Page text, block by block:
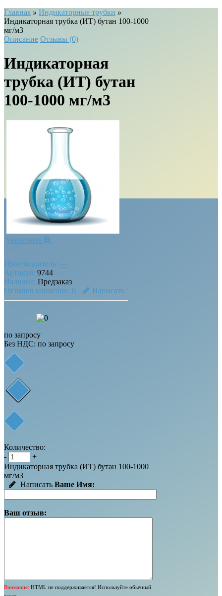
Главная » Индикаторные трубки »
Индикаторная трубка (ИТ) бутан 100-1000
мг/м3
Описание Отзывы (0)
Индикаторная
трубка (ИТ) бутан
100-1000 мг/м3
увеличить
Производитель: ---
Артикул: 9744
Наличие: Предзаказ
Отзывов написано: 0 Написать
по запросу
Без НДС: по запросу
Количество:
-
+
Индикаторная трубка (ИТ) бутан 100-1000
мг/м3
Написать Ваше Имя:
Ваш отзыв:
Внимание: HTML не поддерживается! Используйте обычный